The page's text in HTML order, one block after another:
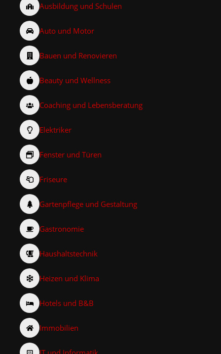
Ausbildung und Schulen
Auto und Motor
Bauen und Renovieren
Beauty und Wellness
Coaching und Lebensberatung
Elektriker
Fenster und Türen
Friseure
Gartenpflege und Gestaltung
Gastronomie
Haushaltstechnik
Heizen und Klima
Hotels und B&B
Immobilien